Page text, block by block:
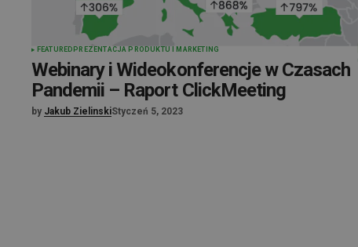
FEATURED PREZENTACJA PRODUKTU I MARKETING
Webinary i Wideokonferencje w Czasach
Pandemii – Raport ClickMeeting
by Jakub ZielinskiStyczeń 5, 2023